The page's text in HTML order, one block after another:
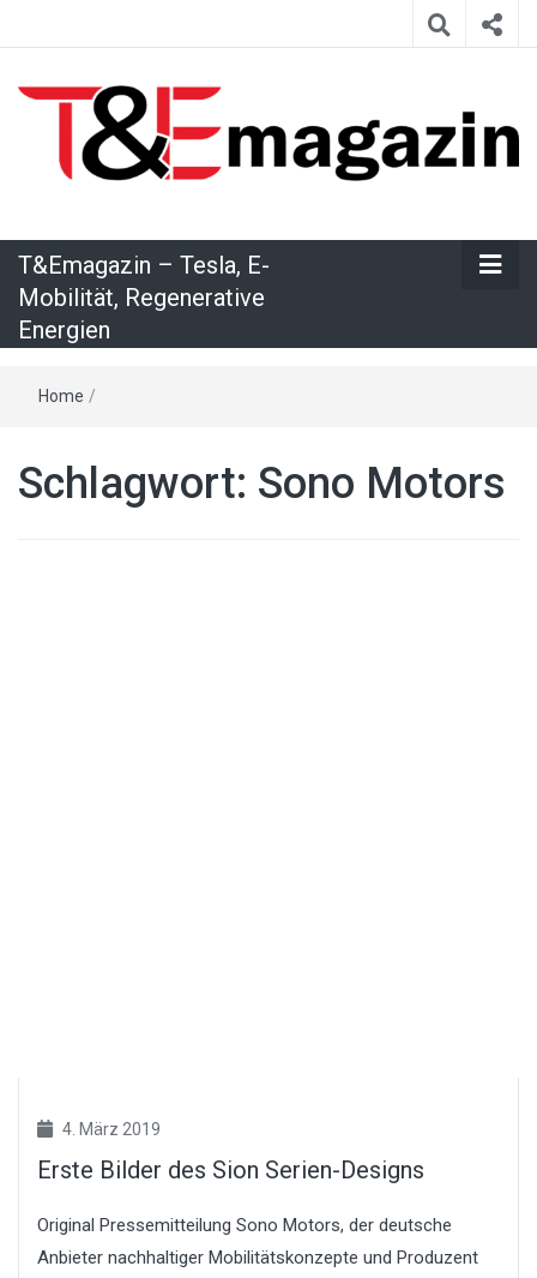
T&Emagazin
Mobilität,
Energien
T&Emagazin – Tesla, E-
Mobilität, Regenerative
Energien
Home /
Schlagwort: Sono Motors
4. März 2019
Erste Bilder des Sion Serien-Designs
Original Pressemitteilung Sono Motors, der deutsche
Anbieter nachhaltiger Mobilitätskonzepte und Produzent